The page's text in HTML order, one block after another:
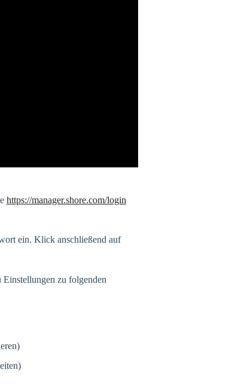
https://manager.shore.com/login
ein. Klick anschließend auf
Einstellungen zu folgenden